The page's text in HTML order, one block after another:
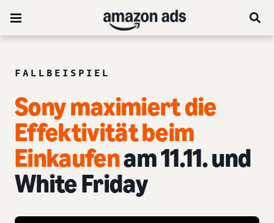
FALLBEISPIEL
Sony maximiert die
Effektivität beim
Einkaufenam 11.11. und
White Friday